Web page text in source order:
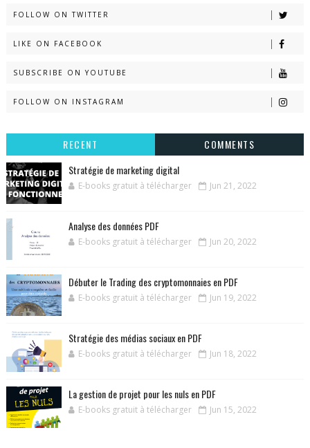
FOLLOW ON TWITTER
LIKE ON FACEBOOK
SUBSCRIBE ON YOUTUBE
FOLLOW ON INSTAGRAM
RECENT
COMMENTS
Stratégie de marketing digital
E-books gratuit à télécharger Jun 21, 2022
Analyse des données PDF
E-books gratuit à télécharger Jun 20, 2022
Débuter le Trading des cryptomonnaies en PDF
E-books gratuit à télécharger Jun 19, 2022
Stratégie des médias sociaux en PDF
E-books gratuit à télécharger Jun 18, 2022
La gestion de projet pour les nuls en PDF
E-books gratuit à télécharger Jun 15, 2022